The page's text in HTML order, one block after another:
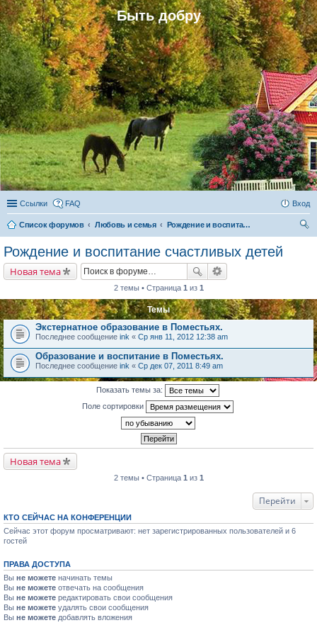
Быть добру
Ссылки FAQ Вход
Список форумов Любовь и семья
Рождение и воспитание счастливых детей
Рождение и воспитание счастливых детей
Новая тема
2 темы • Страница 1 из 1
Темы
Экстернатное образование в Поместьях.
Последнее сообщение ink « Ср янв 11, 2012 12:38 am
Образование и воспитание в Поместьях.
Последнее сообщение ink « Ср дек 07, 2011 8:49 am
Показать темы за:
Поле сортировки
Новая тема
2 темы • Страница 1 из 1
Перейти
КТО СЕЙЧАС НА КОНФЕРЕНЦИИ
Сейчас этот форум просматривают: нет зарегистрированных пользователей и 6
гостей
ПРАВА ДОСТУПА
Вы не можете начинать темы
Вы не можете отвечать на сообщения
Вы не можете редактировать свои сообщения
Вы не можете удалять свои сообщения
Вы не можете добавлять вложения